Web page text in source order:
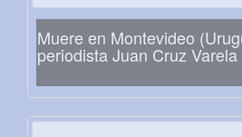
Muere en Montevideo
periodista Juan Cruz Varela